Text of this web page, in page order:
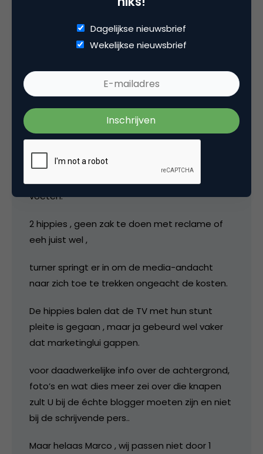
moeten zijn om in deze tijd de politie in te
Hemaworstje
Ach ja internetkennis hé , die beide heren zijn
reeds lang na storting van 2500 $ op vrije
voeten.
2 hippies , geen zak te doen met reclame of
eeh juist wel ,
turner springt er in om de media-andacht
naar zich toe te trekken ongeacht de kosten.
De hippies balen dat de TV met hun stunt
pleite is gegaan , maar ja gebeurd wel vaker
dat marketinglui gappen.
voor daadwerkelijke info over de achtergrond,
foto’s en wat dies meer zei over die knapen
zult U bij de échte blogger moeten zijn en niet
bij de schrijvende pers..
Maar helaas Marco , wij passen niet door 1
Dagelijkse nieuwsbrief
Wekelijkse nieuwsbrief